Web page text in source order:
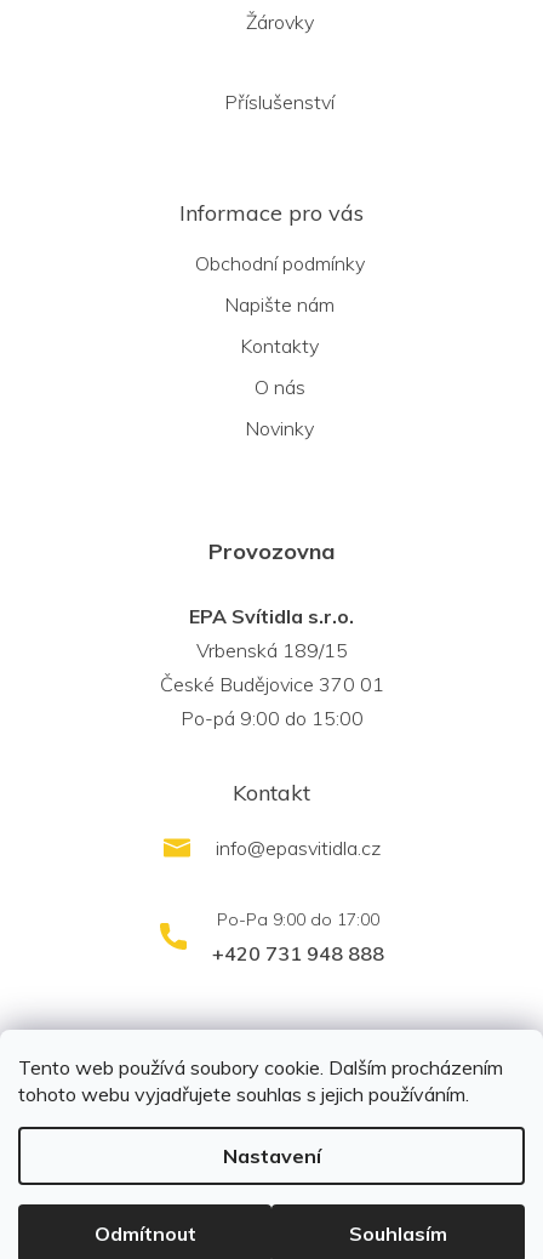
Tento web používá soubory cookie. Dalším procházením
tohoto webu vyjadřujete souhlas s jejich používáním.
Nastavení
Odmítnout Souhlasím
Žárovky
Příslušenství
Informace pro vás
Obchodní podmínky
Napište nám
Kontakty
O nás
Novinky
Provozovna
EPA Svítidla s.r.o.
Vrbenská 189/15
České Budějovice 370 01
Po-pá 9:00 do 15:00
Kontakt
info@epasvitidla.cz
+420 731 948 888
Copyright 2026EPA svítidla s.r.o.. Všechna práva
vyhrazena.Upravit nastavení cookies